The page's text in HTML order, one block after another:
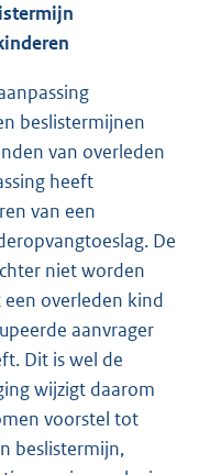
beslistermijnen
van overleden
heeft
van een
De
niet worden
overleden kind
aanvrager
Dit is wel de
wijzigt daarom
voorstel tot
beslistermijn,